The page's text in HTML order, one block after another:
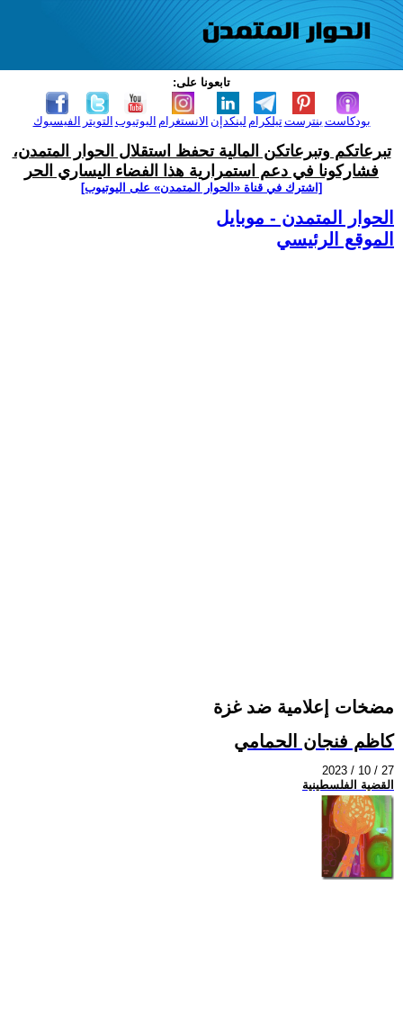
تابعونا على:
الفيسبوك التويتر اليوتيوب الانستغرام لينكدإن تيلكرامبنترست بودكاست
تبرعاتكم وتبرعاتكن المالية تحفظ استقلال الحوار المتمدن،
فشاركونا في دعم استمرارية هذا الفضاء اليساري الحر
[اشترك في قناة ‫«الحوار المتمدن» على اليوتيوب]
الحوار المتمدن - موبايل
الموقع الرئيسي
مضخات إعلامية ضد غزة
كاظم فنجان الحمامي
2023 / 10 / 27
القضية الفلسطينية